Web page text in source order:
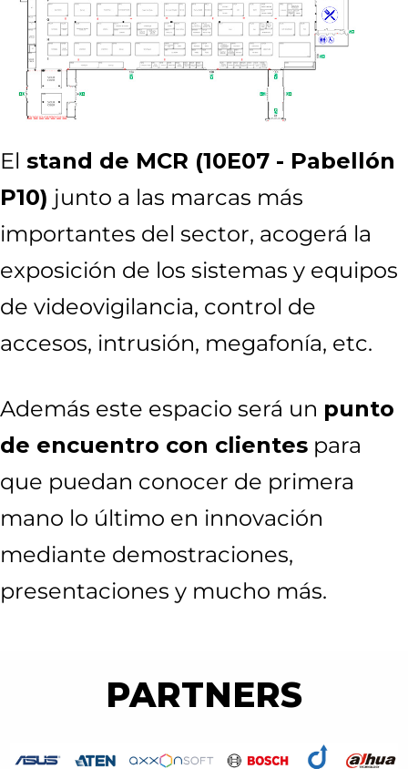
El stand de MCR (10E07 - Pabellón
P10) junto a las marcas más
importantes del sector, acogerá la
exposición de los sistemas y equipos
de videovigilancia, control de
accesos, intrusión, megafonía, etc.
Además este espacio será un punto
de encuentro con clientes para
que puedan conocer de primera
mano lo último en innovación
mediante demostraciones,
presentaciones y mucho más.
PARTNERS